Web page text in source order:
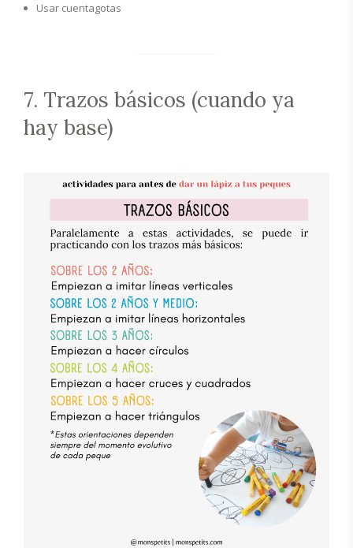
Usar cuentagotas
7. Trazos básicos (cuando ya
hay base)